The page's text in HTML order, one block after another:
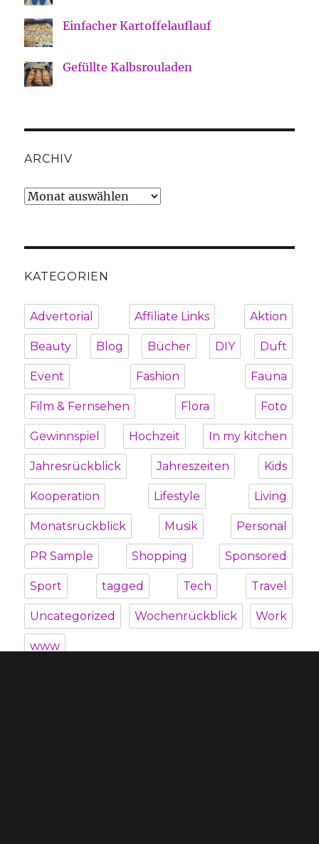
Einfacher Kartoffelauflauf
Gefüllte Kalbsrouladen
ARCHIV
Archiv
KATEGORIEN
Advertorial Affiliate Links Aktion
Beauty Blog Bücher DIY Duft
Event Fashion Fauna
Film & Fernsehen Flora Foto
Gewinnspiel Hochzeit In my kitchen
Jahresrückblick Jahreszeiten Kids
Kooperation Lifestyle Living
Monatsrückblick Musik Personal
PR Sample Shopping Sponsored
Sport tagged Tech Travel
Uncategorized Wochenrückblick Work
www